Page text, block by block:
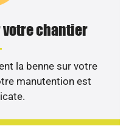
votre chantier
la benne sur votre
manutention est